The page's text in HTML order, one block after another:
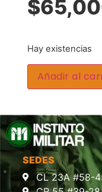
$
Hay existencias
Añadir al
SEDES
CL 23A #58-